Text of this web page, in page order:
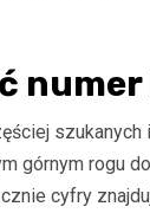
górnym rogu
cyfry